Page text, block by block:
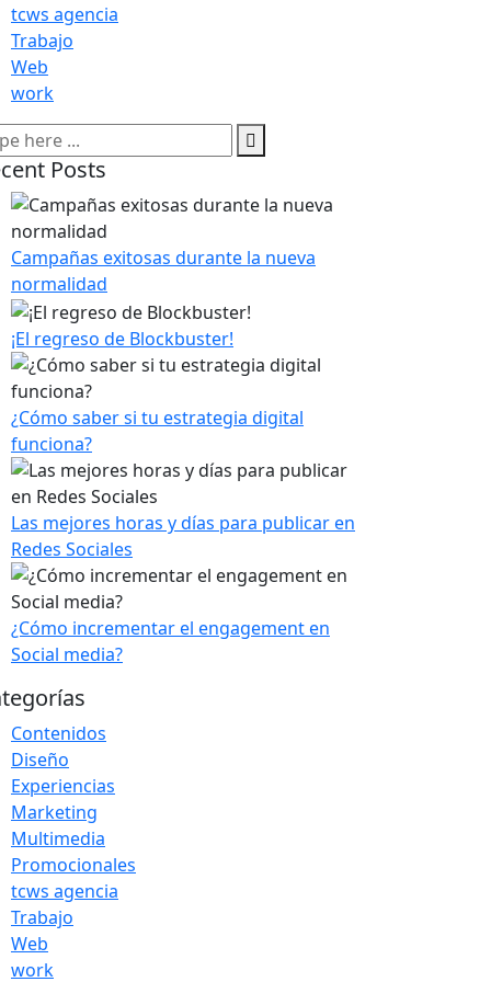
tcws agencia
Trabajo
Web
work
Posts
Campañas exitosas durante la nueva
normalidad
¡El regreso de Blockbuster!
¿Cómo saber si tu estrategia digital
funciona?
Las mejores horas y días para publicar en
Redes Sociales
¿Cómo incrementar el engagement en
Social media?
Contenidos
Diseño
Experiencias
Marketing
Multimedia
Promocionales
tcws agencia
Trabajo
Web
work